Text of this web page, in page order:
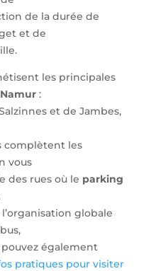
de la durée de
et de
les principales
:
et de Jambes,
complètent les
vous
des rues où le parking
globale
pouvez également
pratiques pour visiter